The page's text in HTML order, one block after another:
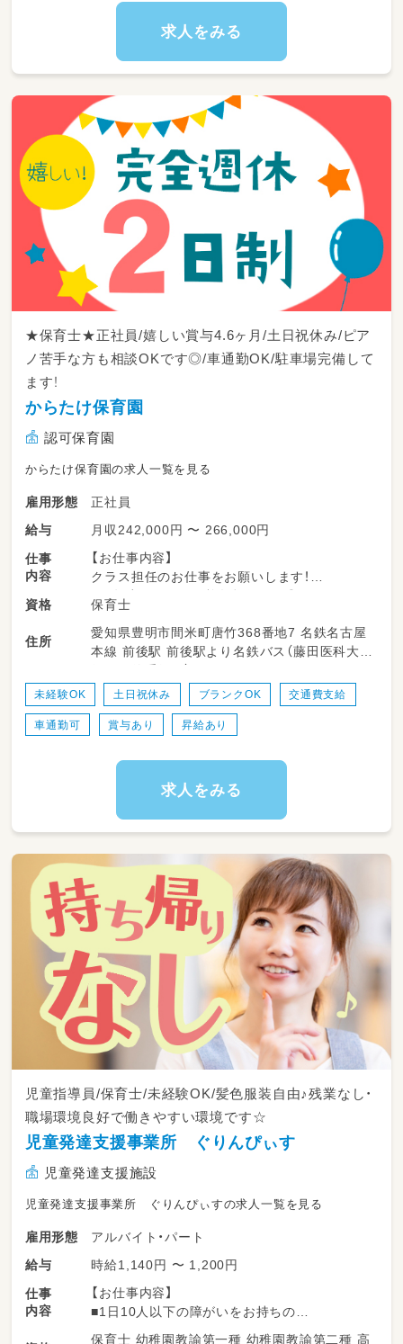
求人をみる
★保育士★正社員/嬉しい賞与4.6ヶ月/土日祝休み/ピア
ノ苦手な方も相談OKです◎/車通勤OK/駐車場完備して
ます！
からたけ保育園
認可保育園
からたけ保育園の求人一覧を見る
雇用形態
正社員
給与
月収242,000円 〜 266,000円
仕事
内容
【お仕事内容】
クラス担任のお仕事をお願いします！
0～年少さんまでは複数担任です◎
未経験・ブランクのある方も歓迎♪
暖かい雰囲気の園さんで
スタッフさん同士コミュニケーションを
ピアノが苦手な方もCDなど
活用していますので安心ですよ♪
資格 保育士
住所
愛知県豊明市間米町唐竹368番地7 名鉄名古屋
本線 前後駅 前後駅より名鉄バス（藤田医科大学
未経験OK 土日祝休み ブランクOK 交通費支給
車通勤可 賞与あり 昇給あり
求人をみる
児童指導員/保育士/未経験OK/髪色服装自由♪残業なし・
職場環境良好で働きやすい環境です☆
児童発達支援事業所 ぐりんぴぃす
児童発達支援施設
児童発達支援事業所 ぐりんぴぃすの求人一覧を見る
雇用形態
アルバイト・パート
給与
時給1,140円 〜 1,200円
仕事
内容
【お仕事内容】
■1日10人以下の障がいをお持ちの
こどもたちを預かります♪
保育士 幼稚園教諭第一種 幼稚園教諭第二種 高